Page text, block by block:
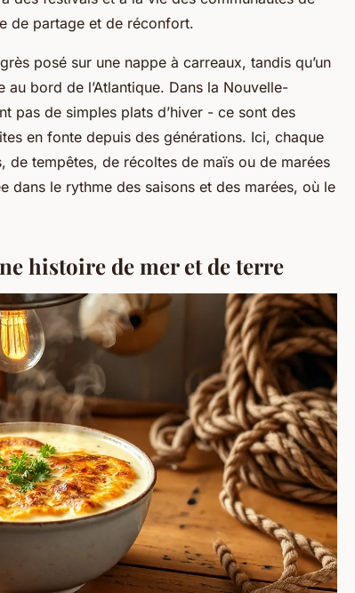
de partage et de réconfort.
posé sur une nappe à carreaux, tandis qu’un
au bord de l’Atlantique. Dans la Nouvelle-
pas de simples plats d’hiver - ce sont des
en fonte depuis des générations. Ici, chaque
de tempêtes, de récoltes de maïs ou de marées
dans le rythme des saisons et des marées, où le
histoire de mer et de terre